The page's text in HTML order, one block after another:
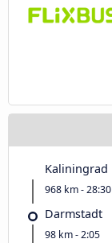
Kaliningrad
968 km - 28:30
Darmstadt
98 km - 2:05